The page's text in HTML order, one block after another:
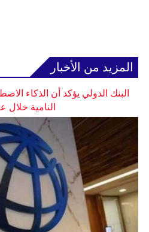
المزيد من الأخبار
البنك الدولي يؤكد أن الذكاء
النامية خلال